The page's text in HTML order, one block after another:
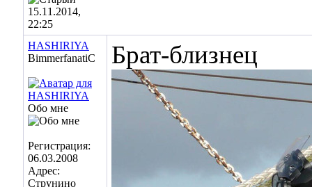
15.11.2014,
22:25
HASHIRIYA
BimmerfanatiC
Обо мне
Регистрация:
06.03.2008
Адрес:
Струнино
Брат-близнец